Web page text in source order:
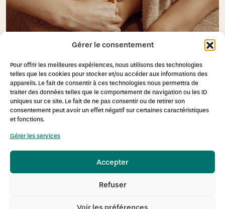
Gérer le consentement
Pour offrir les meilleures expériences, nous utilisons des technologies
telles que les cookies pour stocker et/ou accéder aux informations des
appareils. Le fait de consentir à ces technologies nous permettra de
traiter des données telles que le comportement de navigation ou les ID
uniques sur ce site. Le fait de ne pas consentir ou de retirer son
consentement peut avoir un effet négatif sur certaines caractéristiques
et fonctions.
Gérer les services
Accepter
Refuser
MODELAGE CORPOREL GOURMAND BAÏJA
A partir de50,00€TTC
En savoir plus
29, rue de Fontaine-lès-Dijon